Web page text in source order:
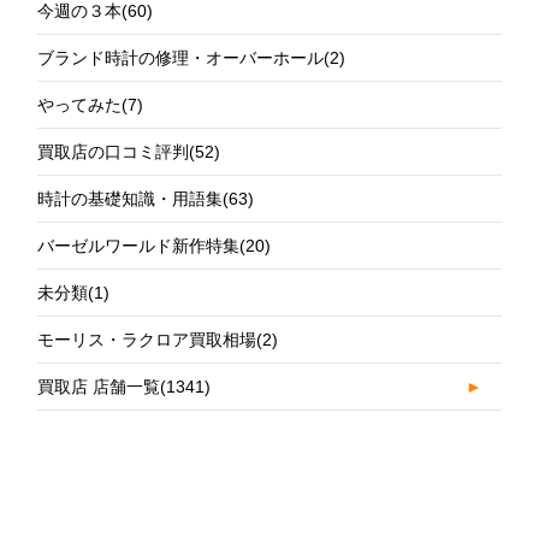
今週の３本(60)
ブランド時計の修理・オーバーホール(2)
やってみた(7)
買取店の口コミ評判(52)
時計の基礎知識・用語集(63)
バーゼルワールド新作特集(20)
未分類(1)
モーリス・ラクロア買取相場(2)
買取店 店舗一覧(1341) ►